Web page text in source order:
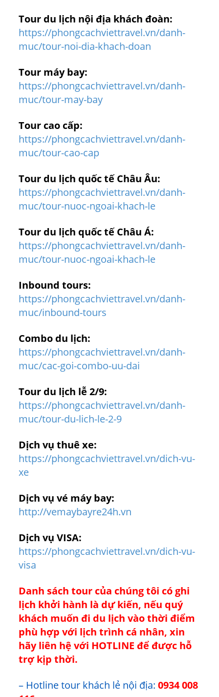
Tour du lịch nội địa khách đoàn:
https://phongcachviettravel.vn/danh-
muc/tour-noi-dia-khach-doan
Tour máy bay:
https://phongcachviettravel.vn/danh-
muc/tour-may-bay
Tour cao cấp:
https://phongcachviettravel.vn/danh-
muc/tour-cao-cap
Tour du lịch quốc tế Châu Âu:
https://phongcachviettravel.vn/danh-
muc/tour-nuoc-ngoai-khach-le
Tour du lịch quốc tế Châu Á:
https://phongcachviettravel.vn/danh-
muc/tour-nuoc-ngoai-khach-le
Inbound tours:
https://phongcachviettravel.vn/danh-
muc/inbound-tours
Combo du lịch:
https://phongcachviettravel.vn/danh-
muc/cac-goi-combo-uu-dai
Tour du lịch lễ 2/9:
https://phongcachviettravel.vn/danh-
muc/tour-du-lich-le-2-9
Dịch vụ thuê xe:
https://phongcachviettravel.vn/dich-vu-
xe
Dịch vụ vé máy bay:
http://vemaybayre24h.vn
Dịch vụ VISA:
https://phongcachviettravel.vn/dich-vu-
visa
Danh sách tour của chúng tôi có ghi
lịch khởi hành là dự kiến, nếu quý
khách muốn đi du lịch vào thời điểm
phù hợp với lịch trình cá nhân, xin
hãy liên hệ với HOTLINE để được hỗ
trợ kịp thời.
– Hotline tour khách lẻ nội địa: 0934 008